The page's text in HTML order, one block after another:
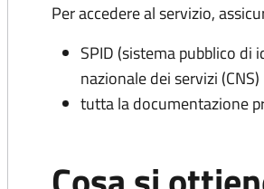
Per accedere al servizio,
SPID (sistema pubblico di
nazionale dei servizi (CNS)
tutta la documentazione